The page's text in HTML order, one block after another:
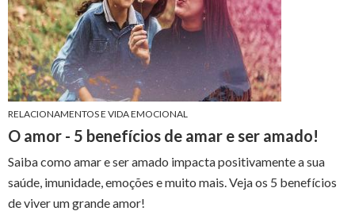
RELACIONAMENTOS E VIDA EMOCIONAL
O amor - 5 benefícios de amar e ser amado!
Saiba como amar e ser amado impacta positivamente a sua
saúde, imunidade, emoções e muito mais. Veja os 5 benefícios
de viver um grande amor!